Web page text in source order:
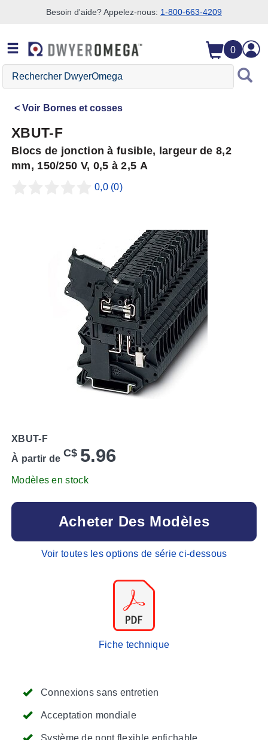
Besoin d'aide? Appelez-nous: 1-800-663-4209
0
Rechercher
DwyerOmega
Voir Bornes et cosses
XBUT-F
Blocs de jonction à fusible, largeur de 8,2
mm, 150/250 V, 0,5 à 2,5 A
0,0 (0)
Connexions sans entretien
Acceptation mondiale
Système de pont flexible enfichable
XBUT-F
À partir de C$ 5.96
Modèles en stock
Acheter Des Modèles
Voir toutes les options de série ci-dessous
Fiche technique